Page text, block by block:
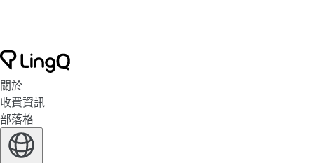
關於
收費資訊
部落格